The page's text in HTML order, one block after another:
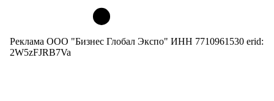
Реклама ООО "Бизнес Глобал Экспо" ИНН 7710961530 erid:
2W5zFJRB7Va